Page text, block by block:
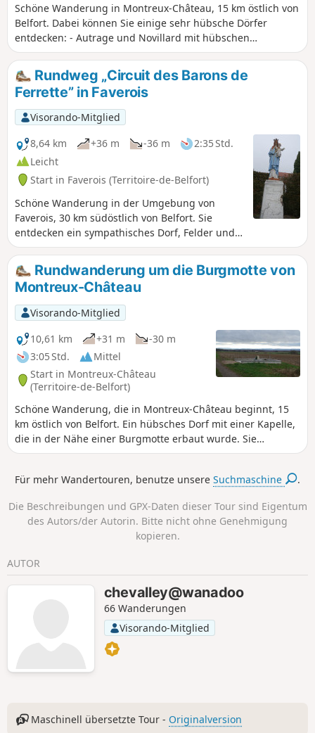
Schöne Wanderung in Montreux-Château, 15 km östlich von
Belfort. Dabei können Sie einige sehr hübsche Dörfer
entdecken: - Autrage und Novillard mit hübschen
Fachwerkhäusern. - Petit-Croix mit dem Pégoud-Denkmal. -
Montreux-Château mit einer schönen Kapelle und dem
Burgberg, einem Überrest einer mittelalterlichen Burg. Die
Route ist mit einer blauen Scheibe markiert.
Rundweg „Circuit des Barons de
Ferrette” in Faverois
Visorando-Mitglied
8,64 km
+36 m -36 m
2:35 Std.
Leicht
Start in Faverois (Territoire-de-Belfort)
Schöne Wanderung in der Umgebung von
Faverois, 30 km südöstlich von Belfort. Sie
entdecken ein sympathisches Dorf, Felder und
Wälder mit sehr schönen Teichen. Im Frühling
und Herbst können Sie zahlreiche Zugvögel
beobachten.
Rundwanderung um die Burgmotte von
Montreux-Château
Visorando-Mitglied
10,61 km
+31 m
-30 m
3:05 Std.
Mittel
Start in Montreux-Château
(Territoire-de-Belfort)
Schöne Wanderung, die in Montreux-Château beginnt, 15
km östlich von Belfort. Ein hübsches Dorf mit einer Kapelle,
die in der Nähe einer Burgmotte erbaut wurde. Sie
entdecken eine ländliche Landschaft mit Blick auf den
an der Adolphe Pégoud, ein Fliegerass, 1915 abgeschossen
Für mehr Wandertouren, benutze unsereSuchmaschine .
Die Beschreibungen und GPX-Daten dieser Tour sind Eigentum
des Autors/der Autorin. Bitte nicht ohne Genehmigung
kopieren.
AUTOR
chevalley@wanadoo
66 Wanderungen
Visorando-Mitglied
Maschinell übersetzte Tour - Originalversion